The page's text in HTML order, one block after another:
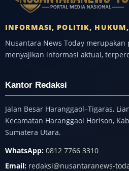
INFORMASI, POLITIK,
Nusantara News Today
menyajikan informasi aktual,
Kantor Redaksi
Jalan Besar Haranggaol–Tigaras,
Kecamatan Haranggaol Horison,
Sumatera Utara.
WhatsApp: 0812 7766 3310
Email: redaksi@nusantaranews-